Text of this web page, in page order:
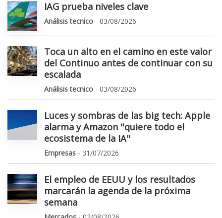
IAG prueba niveles clave
Análisis tecnico - 03/08/2026
Toca un alto en el camino en este valor
del Continuo antes de continuar con su
escalada
Análisis tecnico - 03/08/2026
Luces y sombras de las big tech: Apple
alarma y Amazon "quiere todo el
ecosistema de la IA"
Empresas - 31/07/2026
El empleo de EEUU y los resultados
marcarán la agenda de la próxima
semana